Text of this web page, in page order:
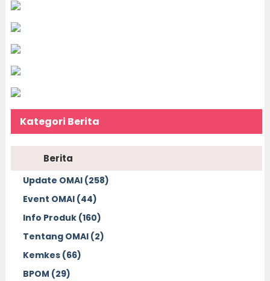
Kategori Berita
Berita
Update OMAI (258)
Event OMAI (44)
Info Produk (160)
Tentang OMAI (2)
Kemkes (66)
BPOM (29)